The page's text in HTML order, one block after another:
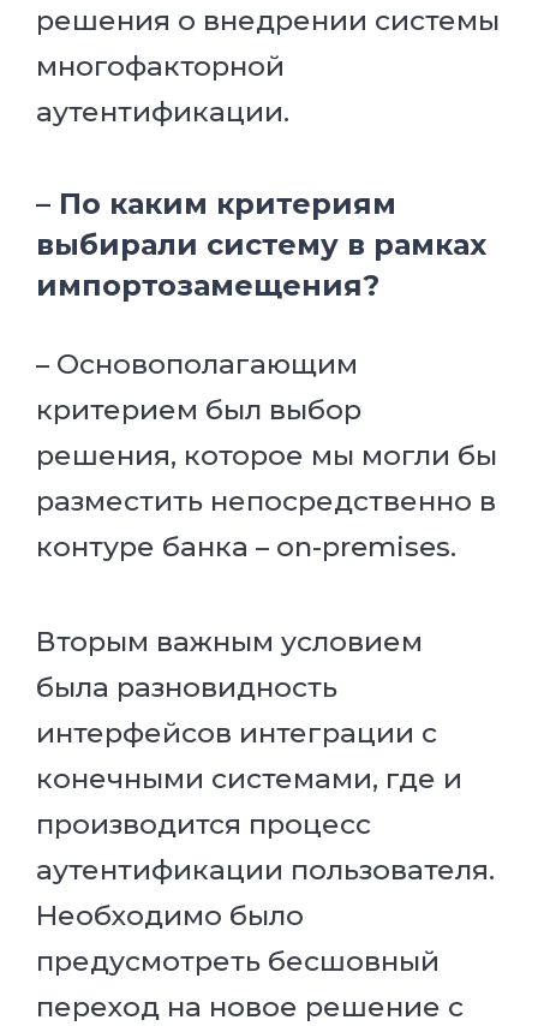
решения о внедрении системы
многофакторной
аутентификации.
– По каким критериям
выбирали систему в рамках
импортозамещения?
– Основополагающим
критерием был выбор
решения, которое мы могли бы
разместить непосредственно в
контуре банка – on-premises.
Вторым важным условием
была разновидность
интерфейсов интеграции с
конечными системами, где и
производится процесс
аутентификации пользователя.
Необходимо было
предусмотреть бесшовный
переход на новое решение с